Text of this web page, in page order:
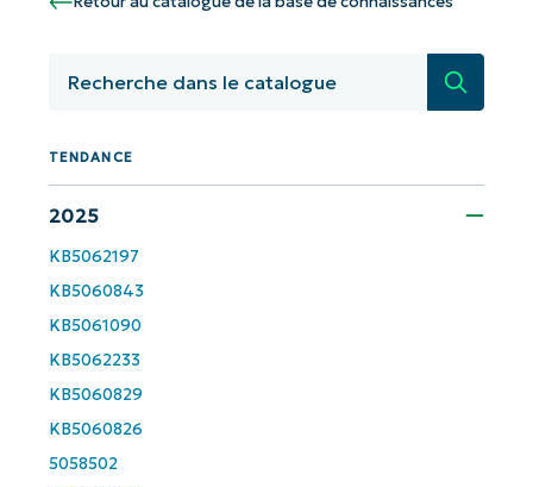
TENDANCE
2025
KB5062197
KB5060843
KB5061090
KB5062233
KB5060829
KB5060826
5058502
Business
Phone
number*
Pays
Company